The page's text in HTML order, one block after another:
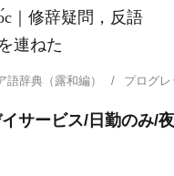
｜修辞疑問，反語
連ねた
辞典（露和編） プログ
サービス/日勤のみ/